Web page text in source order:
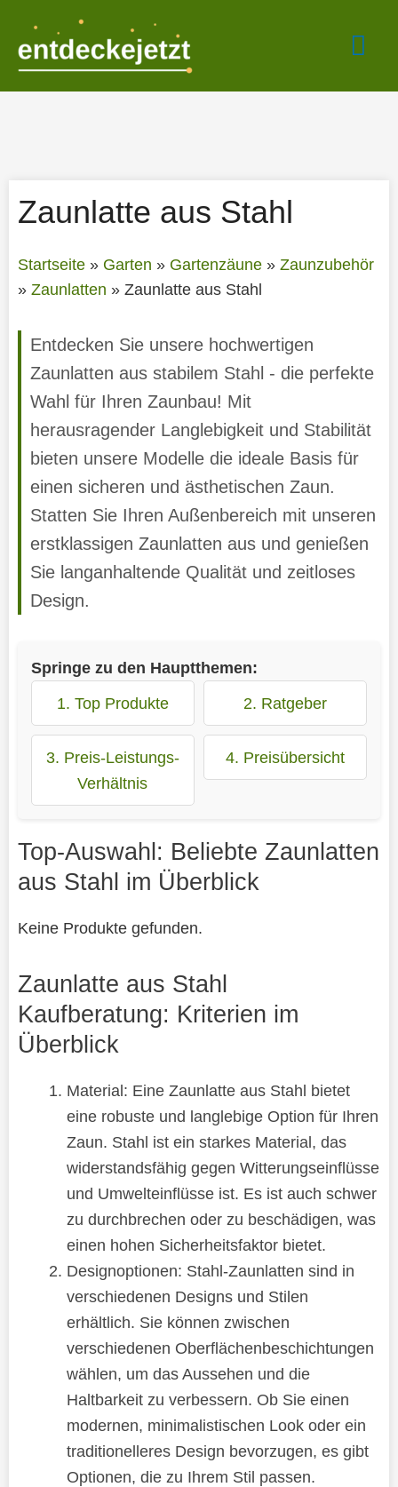
springen
Zaunlatte aus Stahl
Startseite» Garten » Gartenzäune» Zaunzubehör
» Zaunlatten » Zaunlatte aus Stahl
Entdecken Sie unsere hochwertigen
Zaunlatten aus stabilem Stahl - die perfekte
Wahl für Ihren Zaunbau! Mit
herausragender Langlebigkeit und Stabilität
bieten unsere Modelle die ideale Basis für
einen sicheren und ästhetischen Zaun.
Statten Sie Ihren Außenbereich mit unseren
erstklassigen Zaunlatten aus und genießen
Sie langanhaltende Qualität und zeitloses
Design.
Springe zu den Hauptthemen:
1. Top Produkte
2. Ratgeber
3. Preis-Leistungs-
Verhältnis
4. Preisübersicht
Top-Auswahl: Beliebte Zaunlatten
aus Stahl im Überblick
Keine Produkte gefunden.
Zaunlatte aus Stahl
Kaufberatung: Kriterien im
Überblick
Material: Eine Zaunlatte aus Stahl bietet
eine robuste und langlebige Option für Ihren
Zaun. Stahl ist ein starkes Material, das
widerstandsfähig gegen Witterungseinflüsse
und Umwelteinflüsse ist. Es ist auch schwer
zu durchbrechen oder zu beschädigen, was
einen hohen Sicherheitsfaktor bietet.
Designoptionen: Stahl-Zaunlatten sind in
verschiedenen Designs und Stilen
erhältlich. Sie können zwischen
verschiedenen Oberflächenbeschichtungen
wählen, um das Aussehen und die
Haltbarkeit zu verbessern. Ob Sie einen
modernen, minimalistischen Look oder ein
traditionelleres Design bevorzugen, es gibt
Optionen, die zu Ihrem Stil passen.